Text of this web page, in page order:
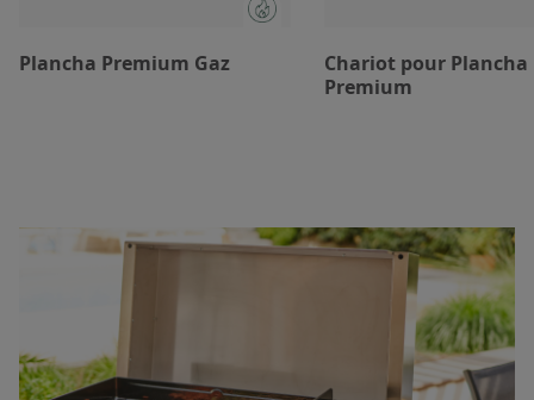
Plancha Premium Gaz
Chariot pour Plancha
Premium